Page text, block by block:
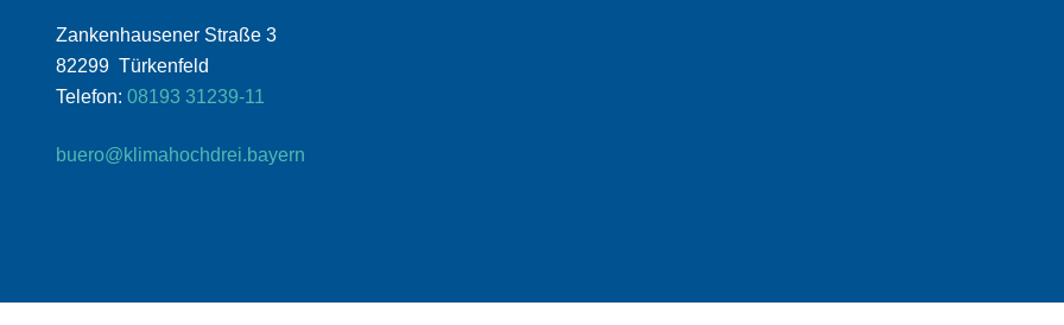
Zankenhausener Straße 3
82299 Türkenfeld
Telefon: 08193 31239-11
buero@klimahochdrei.bayern